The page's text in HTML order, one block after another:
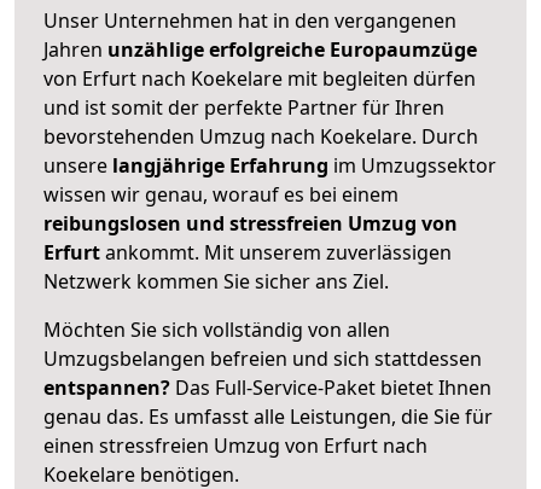
Unser Unternehmen hat in den vergangenen
Jahren unzählige erfolgreiche Europaumzüge
von Erfurt nach Koekelare mit begleiten dürfen
und ist somit der perfekte Partner für Ihren
bevorstehenden Umzug nach Koekelare. Durch
unsere langjährige Erfahrung im Umzugssektor
wissen wir genau, worauf es bei einem
reibungslosen und stressfreien Umzug von
Erfurtankommt. Mit unserem zuverlässigen
Netzwerk kommen Sie sicher ans Ziel.
Möchten Sie sich vollständig von allen
Umzugsbelangen befreien und sich stattdessen
entspannen? Das Full-Service-Paket bietet Ihnen
genau das. Es umfasst alle Leistungen, die Sie für
einen stressfreien Umzug von Erfurt nach
Koekelare benötigen.